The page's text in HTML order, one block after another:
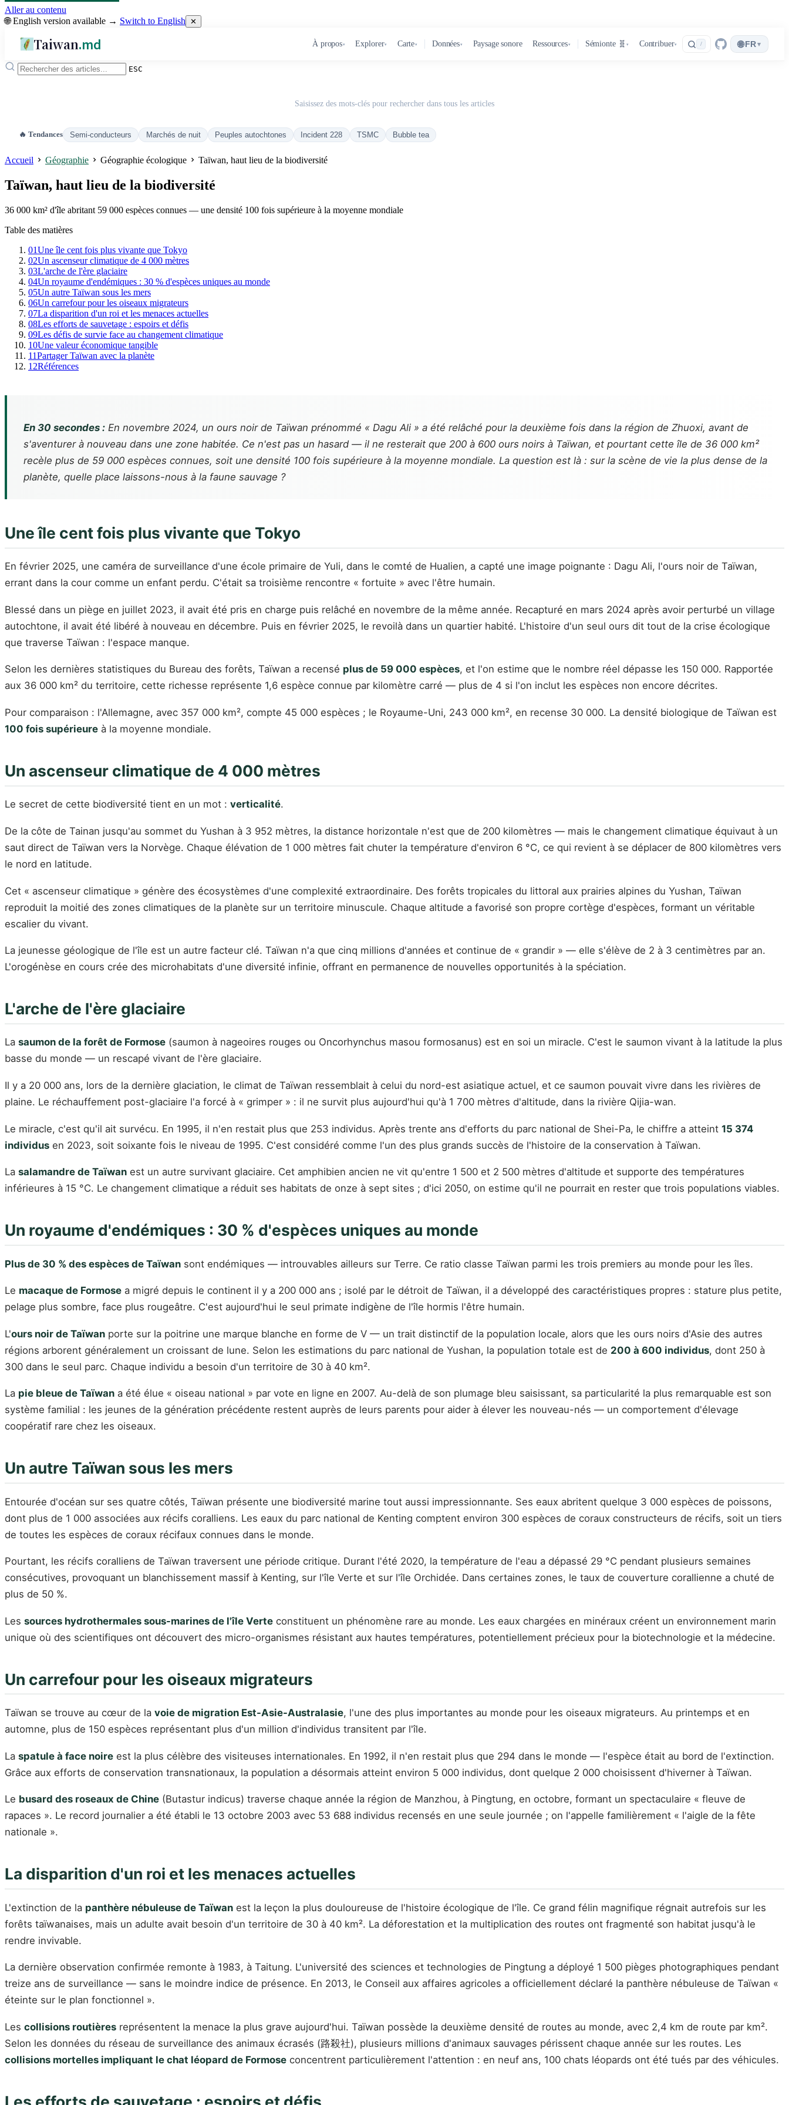
Aller au contenu
🌐 English version available → Switch to English ✕
Taiwan.md À propos▾ Explorer▾ Carte▾ Données▾ Paysage sonore Ressources▾ Sémionte 🧬 ▾ Contribuer▾ / 🌐FR ▾
ESC
Saisissez des mots-clés pour rechercher dans tous les articles
🔥 Tendances Semi-conducteurs Marchés de nuit Peuples autochtones Incident 228 TSMC Bubble tea
Accueil Géographie Géographie écologique Taïwan, haut lieu de la biodiversité
Taïwan, haut lieu de la biodiversité
36 000 km² d'île abritant 59 000 espèces connues — une densité 100 fois supérieure à la moyenne mondiale
Table des matières
01Une île cent fois plus vivante que Tokyo
02Un ascenseur climatique de 4 000 mètres
03L'arche de l'ère glaciaire
04Un royaume d'endémiques : 30 % d'espèces uniques au monde
05Un autre Taïwan sous les mers
06Un carrefour pour les oiseaux migrateurs
07La disparition d'un roi et les menaces actuelles
08Les efforts de sauvetage : espoirs et défis
09Les défis de survie face au changement climatique
10Une valeur économique tangible
11Partager Taïwan avec la planète
12Références
En 30 secondes : En novembre 2024, un ours noir de Taïwan prénommé « Dagu Ali » a été relâché pour la deuxième fois dans la région de Zhuoxi, avant de
s'aventurer à nouveau dans une zone habitée. Ce n'est pas un hasard — il ne resterait que 200 à 600 ours noirs à Taïwan, et pourtant cette île de 36 000 km²
recèle plus de 59 000 espèces connues, soit une densité 100 fois supérieure à la moyenne mondiale. La question est là : sur la scène de vie la plus dense de la
planète, quelle place laissons-nous à la faune sauvage ?
Une île cent fois plus vivante que Tokyo
En février 2025, une caméra de surveillance d'une école primaire de Yuli, dans le comté de Hualien, a capté une image poignante : Dagu Ali, l'ours noir de Taïwan,
errant dans la cour comme un enfant perdu. C'était sa troisième rencontre « fortuite » avec l'être humain.
Blessé dans un piège en juillet 2023, il avait été pris en charge puis relâché en novembre de la même année. Recapturé en mars 2024 après avoir perturbé un village
autochtone, il avait été libéré à nouveau en décembre. Puis en février 2025, le revoilà dans un quartier habité. L'histoire d'un seul ours dit tout de la crise écologique
que traverse Taïwan : l'espace manque.
Selon les dernières statistiques du Bureau des forêts, Taïwan a recensé plus de 59 000 espèces, et l'on estime que le nombre réel dépasse les 150 000. Rapportée
aux 36 000 km² du territoire, cette richesse représente 1,6 espèce connue par kilomètre carré — plus de 4 si l'on inclut les espèces non encore décrites.
Pour comparaison : l'Allemagne, avec 357 000 km², compte 45 000 espèces ; le Royaume-Uni, 243 000 km², en recense 30 000. La densité biologique de Taïwan est
100 fois supérieure à la moyenne mondiale.
Un ascenseur climatique de 4 000 mètres
Le secret de cette biodiversité tient en un mot : verticalité.
De la côte de Tainan jusqu'au sommet du Yushan à 3 952 mètres, la distance horizontale n'est que de 200 kilomètres — mais le changement climatique équivaut à un
saut direct de Taïwan vers la Norvège. Chaque élévation de 1 000 mètres fait chuter la température d'environ 6 °C, ce qui revient à se déplacer de 800 kilomètres vers
le nord en latitude.
Cet « ascenseur climatique » génère des écosystèmes d'une complexité extraordinaire. Des forêts tropicales du littoral aux prairies alpines du Yushan, Taïwan
reproduit la moitié des zones climatiques de la planète sur un territoire minuscule. Chaque altitude a favorisé son propre cortège d'espèces, formant un véritable
escalier du vivant.
La jeunesse géologique de l'île est un autre facteur clé. Taïwan n'a que cinq millions d'années et continue de « grandir » — elle s'élève de 2 à 3 centimètres par an.
L'orogénèse en cours crée des microhabitats d'une diversité infinie, offrant en permanence de nouvelles opportunités à la spéciation.
L'arche de l'ère glaciaire
La saumon de la forêt de Formose (saumon à nageoires rouges ou Oncorhynchus masou formosanus) est en soi un miracle. C'est le saumon vivant à la latitude la plus
basse du monde — un rescapé vivant de l'ère glaciaire.
Il y a 20 000 ans, lors de la dernière glaciation, le climat de Taïwan ressemblait à celui du nord-est asiatique actuel, et ce saumon pouvait vivre dans les rivières de
plaine. Le réchauffement post-glaciaire l'a forcé à « grimper » : il ne survit plus aujourd'hui qu'à 1 700 mètres d'altitude, dans la rivière Qijia-wan.
Le miracle, c'est qu'il ait survécu. En 1995, il n'en restait plus que 253 individus. Après trente ans d'efforts du parc national de Shei-Pa, le chiffre a atteint 15 374
individus en 2023, soit soixante fois le niveau de 1995. C'est considéré comme l'un des plus grands succès de l'histoire de la conservation à Taïwan.
La salamandre de Taïwan est un autre survivant glaciaire. Cet amphibien ancien ne vit qu'entre 1 500 et 2 500 mètres d'altitude et supporte des températures
inférieures à 15 °C. Le changement climatique a réduit ses habitats de onze à sept sites ; d'ici 2050, on estime qu'il ne pourrait en rester que trois populations viables.
Un royaume d'endémiques : 30 % d'espèces uniques au monde
Plus de 30 % des espèces de Taïwan sont endémiques — introuvables ailleurs sur Terre. Ce ratio classe Taïwan parmi les trois premiers au monde pour les îles.
Le macaque de Formose a migré depuis le continent il y a 200 000 ans ; isolé par le détroit de Taïwan, il a développé des caractéristiques propres : stature plus petite,
pelage plus sombre, face plus rougeâtre. C'est aujourd'hui le seul primate indigène de l'île hormis l'être humain.
L'ours noir de Taïwan porte sur la poitrine une marque blanche en forme de V — un trait distinctif de la population locale, alors que les ours noirs d'Asie des autres
régions arborent généralement un croissant de lune. Selon les estimations du parc national de Yushan, la population totale est de 200 à 600 individus, dont 250 à
300 dans le seul parc. Chaque individu a besoin d'un territoire de 30 à 40 km².
La pie bleue de Taïwan a été élue « oiseau national » par vote en ligne en 2007. Au-delà de son plumage bleu saisissant, sa particularité la plus remarquable est son
système familial : les jeunes de la génération précédente restent auprès de leurs parents pour aider à élever les nouveau-nés — un comportement d'élevage
coopératif rare chez les oiseaux.
Un autre Taïwan sous les mers
Entourée d'océan sur ses quatre côtés, Taïwan présente une biodiversité marine tout aussi impressionnante. Ses eaux abritent quelque 3 000 espèces de poissons,
dont plus de 1 000 associées aux récifs coralliens. Les eaux du parc national de Kenting comptent environ 300 espèces de coraux constructeurs de récifs, soit un tiers
de toutes les espèces de coraux récifaux connues dans le monde.
Pourtant, les récifs coralliens de Taïwan traversent une période critique. Durant l'été 2020, la température de l'eau a dépassé 29 °C pendant plusieurs semaines
consécutives, provoquant un blanchissement massif à Kenting, sur l'île Verte et sur l'île Orchidée. Dans certaines zones, le taux de couverture corallienne a chuté de
plus de 50 %.
Les sources hydrothermales sous-marines de l'île Verte constituent un phénomène rare au monde. Les eaux chargées en minéraux créent un environnement marin
unique où des scientifiques ont découvert des micro-organismes résistant aux hautes températures, potentiellement précieux pour la biotechnologie et la médecine.
Un carrefour pour les oiseaux migrateurs
Taïwan se trouve au cœur de la voie de migration Est-Asie-Australasie, l'une des plus importantes au monde pour les oiseaux migrateurs. Au printemps et en
automne, plus de 150 espèces représentant plus d'un million d'individus transitent par l'île.
La spatule à face noire est la plus célèbre des visiteuses internationales. En 1992, il n'en restait plus que 294 dans le monde — l'espèce était au bord de l'extinction.
Grâce aux efforts de conservation transnationaux, la population a désormais atteint environ 5 000 individus, dont quelque 2 000 choisissent d'hiverner à Taïwan.
Le busard des roseaux de Chine (Butastur indicus) traverse chaque année la région de Manzhou, à Pingtung, en octobre, formant un spectaculaire « fleuve de
rapaces ». Le record journalier a été établi le 13 octobre 2003 avec 53 688 individus recensés en une seule journée ; on l'appelle familièrement « l'aigle de la fête
nationale ».
La disparition d'un roi et les menaces actuelles
L'extinction de la panthère nébuleuse de Taïwan est la leçon la plus douloureuse de l'histoire écologique de l'île. Ce grand félin magnifique régnait autrefois sur les
forêts taïwanaises, mais un adulte avait besoin d'un territoire de 30 à 40 km². La déforestation et la multiplication des routes ont fragmenté son habitat jusqu'à le
rendre invivable.
La dernière observation confirmée remonte à 1983, à Taitung. L'université des sciences et technologies de Pingtung a déployé 1 500 pièges photographiques pendant
treize ans de surveillance — sans le moindre indice de présence. En 2013, le Conseil aux affaires agricoles a officiellement déclaré la panthère nébuleuse de Taïwan «
éteinte sur le plan fonctionnel ».
Les collisions routières représentent la menace la plus grave aujourd'hui. Taïwan possède la deuxième densité de routes au monde, avec 2,4 km de route par km².
Selon les données du réseau de surveillance des animaux écrasés (路殺社), plusieurs millions d'animaux sauvages périssent chaque année sur les routes. Les
collisions mortelles impliquant le chat léopard de Formose concentrent particulièrement l'attention : en neuf ans, 100 chats léopards ont été tués par des véhicules.